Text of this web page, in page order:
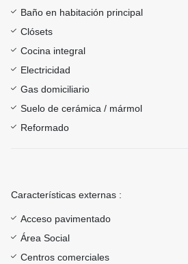
Baño en habitación principal
Clósets
Cocina integral
Electricidad
Gas domiciliario
Suelo de cerámica / mármol
Reformado
Características externas :
Acceso pavimentado
Área Social
Centros comerciales